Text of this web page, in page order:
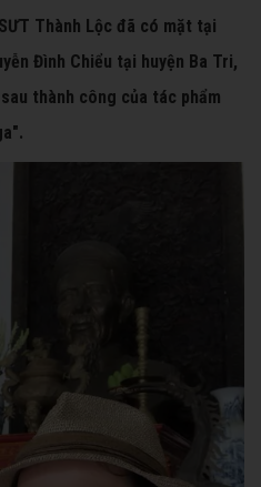
Thành Lộc đã có mặt tại
Đình Chiểu tại huyện Ba Tri,
thành công của tác phẩm